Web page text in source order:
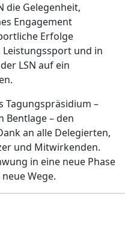
die Gelegenheit,
Engagement
Erfolge
und in
LSN auf ein
Tagungspräsidium –
Bentlage – den
an alle Delegierten,
und Mitwirkenden.
in eine neue Phase
Wege.